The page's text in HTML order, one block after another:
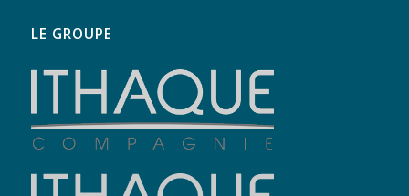
LE GROUPE